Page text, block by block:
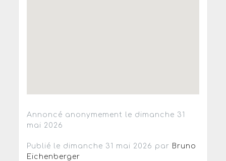
Annoncé anonymement le dimanche 31
mai 2026
Publié le dimanche 31 mai 2026 par Bruno
Eichenberger